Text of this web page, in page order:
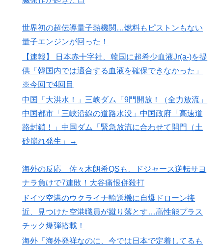
世界初の超伝導量子熱機関…燃料もピストンもない
量子エンジンが回った！
【速報】 日本赤十字社、韓国に超希少血液Jr(a-)を提
供「韓国内では適合する血液を確保できなかった」
※今回で4回目
中国「大洪水！」三峡ダム「9門開放！（全力放流」
中国都市「三峡沿線の道路水没」中国政府「高速道
路封鎖！」中国ダム「緊急放流に合わせて開門（土
砂崩れ発生」→
海外の反応 佐々木朗希QSも、ドジャース逆転サヨ
ナラ負けで7連敗！大谷痛恨併殺打
ドイツ空港のウクライナ輸送機に自爆ドローン接
近、見つけた空港職員が蹴り落とす…高性能プラス
チック爆弾搭載！
海外「海外発祥なのに、今では日本で定着してるも